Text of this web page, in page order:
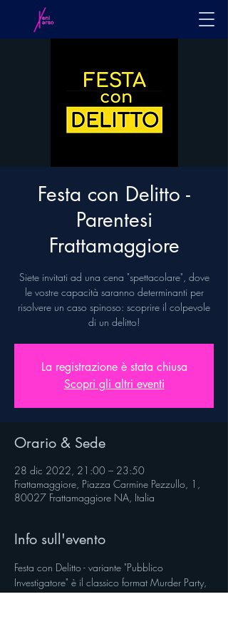
Festa con Delitto -
Parentesi
Frattamaggiore
Siete invitati ad una cena "spettacolare", dove
le vostre capacità saranno determinanti per
risolvere un caso spinoso: scoprire il colpevole
di un delitto!
La registrazione è stata chiusa
Scopri gli altri eventi
Orario & Sede
28 dic 2022, 21:00 – 23:50
Frattamaggiore, Piazza Carmine Pezzullo, 1,
80027 Frattamaggiore NA, Italia
Info sull'evento
Festa con Delitto - variante "Pubblico
Investigatore" è il classico format Murder Party,
ovvero una cena spettacolo che prevede la